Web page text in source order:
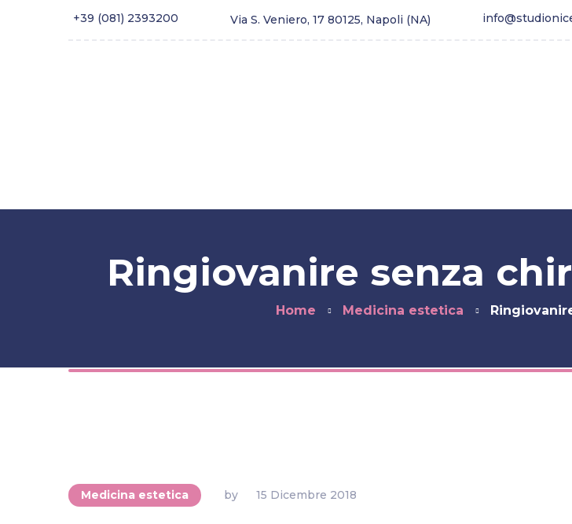
+39 (081) 2393200 Via S. Veniero, 17 80125, Napoli (NA)
Ringiovanire senza
Home Medicina estetica
Medicina estetica by 15 Dicembre 2018